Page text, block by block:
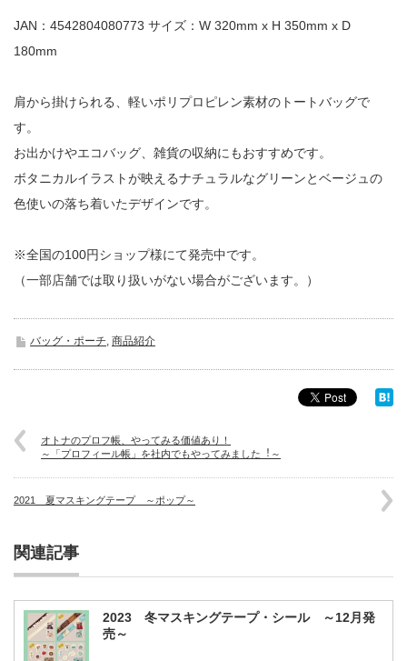
JAN：4542804080773 サイズ：W 320mm x H 350mm x D
180mm
肩から掛けられる、軽いポリプロピレン素材のトートバッグで
す。
お出かけやエコバッグ、雑貨の収納にもおすすめです。
ボタニカルイラストが映えるナチュラルなグリーンとベージュの
色使いの落ち着いたデザインです。
※全国の100円ショップ様にて発売中です。
（一部店舗では取り扱いがない場合がございます。）
バッグ・ポーチ, 商品紹介
オトナのプロフ帳、やってみる価値あり！
～「プロフィール帳」を社内でもやってみました︕～
2021 夏マスキングテープ ～ポップ～
関連記事
2023 冬マスキングテープ・シール ～12月発
売～